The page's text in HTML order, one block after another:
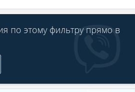
по этому фильтру прямо в